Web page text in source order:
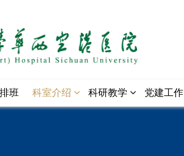
班 科室介绍 科研教学 党建工作